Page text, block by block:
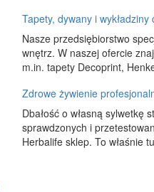
Tapety, dywany i wykładziny
Nasze przedsiębiorstwo
wnętrz. W naszej ofercie
m.in. tapety Decoprint,
Zdrowe żywienie
Dbałość o własną
sprawdzonych i
Herbalife sklep. To właśnie